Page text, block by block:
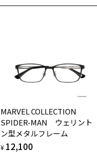
MARVEL COLLECTION
SPIDER-MAN ウェリント
ン型メタルフレーム
¥ 12,100